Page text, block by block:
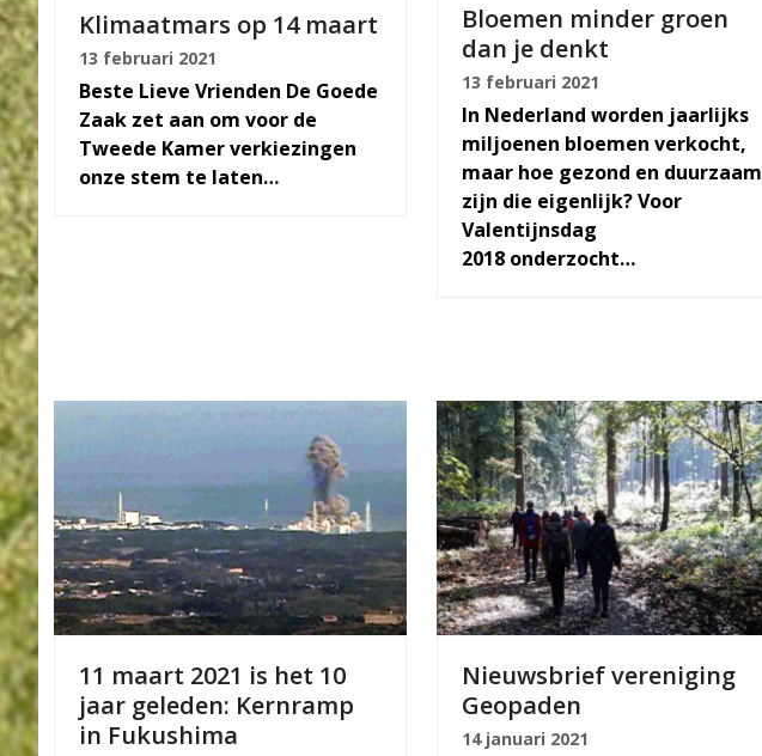
Klimaatmars op 14 maart
13 februari 2021
Beste Lieve Vrienden De Goede
Zaak zet aan om voor de
Tweede Kamer verkiezingen
onze stem te laten…
Bloemen minder groen
dan je denkt
13 februari 2021
In Nederland worden jaarlijks
miljoenen bloemen verkocht,
maar hoe gezond en duurzaam
zijn die eigenlijk? Voor
Valentijnsdag
2018 onderzocht…
11 maart 2021 is het 10
jaar geleden: Kernramp
in Fukushima
Nieuwsbrief vereniging
Geopaden
14 januari 2021